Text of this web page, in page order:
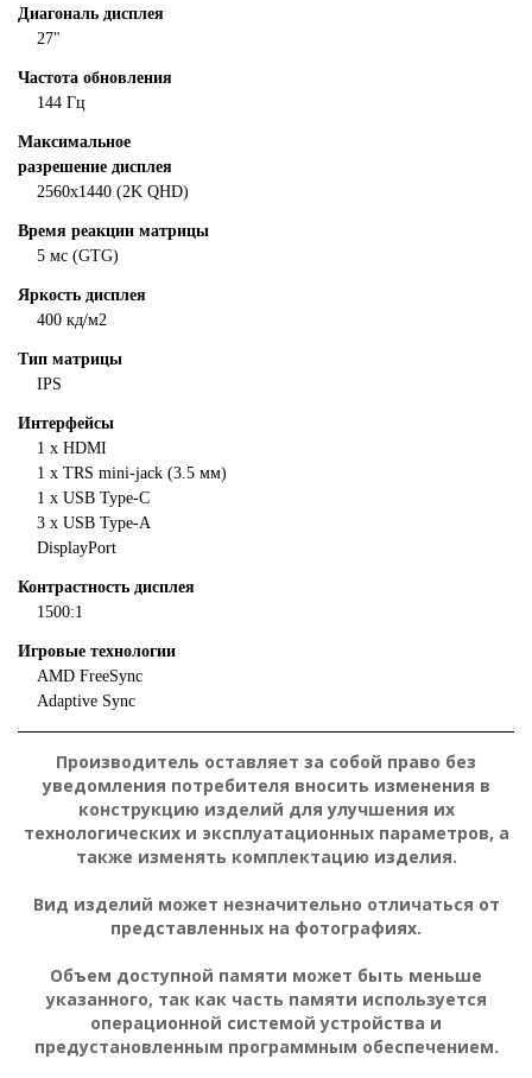
Диагональ дисплея
27"
Частота обновления
144 Гц
Максимальное
разрешение дисплея
2560x1440 (2K QHD)
Время реакции матрицы
5 мс (GTG)
Яркость дисплея
400 кд/м2
Тип матрицы
IPS
Интерфейсы
1 x HDMI
1 x TRS mini-jack (3.5 мм)
1 x USB Type-C
3 x USB Type-A
DisplayPort
Контрастность дисплея
1500:1
Игровые технологии
AMD FreeSync
Adaptive Sync
Производитель оставляет за собой право без
уведомления потребителя вносить изменения в
конструкцию изделий для улучшения их
технологических и эксплуатационных параметров, а
также изменять комплектацию изделия.
Вид изделий может незначительно отличаться от
представленных на фотографиях.
Объем доступной памяти может быть меньше
указанного, так как часть памяти используется
операционной системой устройства и
предустановленным программным обеспечением.